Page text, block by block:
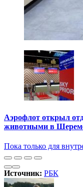
Аэрофлот открыл
животными в
Пока только для
Источник: РБК